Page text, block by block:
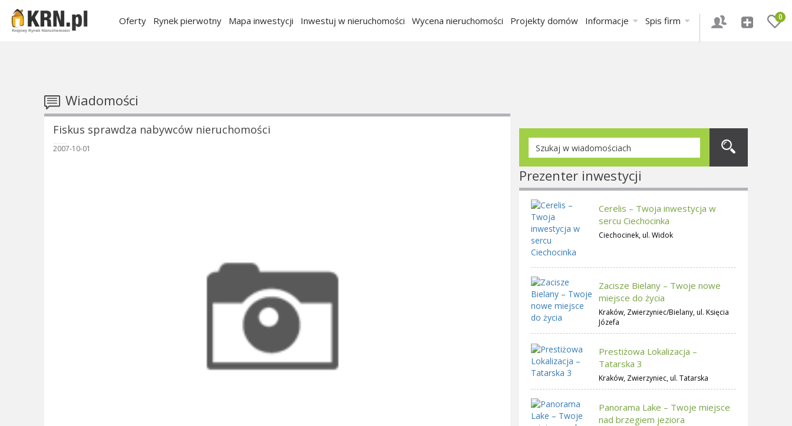
0
Oferty Rynek pierwotny Mapa inwestycji Inwestuj w nieruchomości Wycena nieruchomości Projekty domów Informacje Spis firm
Wiadomości
Fiskus sprawdza nabywców nieruchomości
2007-10-01
Prezenter inwestycji
Cerelis – Twoja inwestycja w
sercu Ciechocinka
Ciechocinek, ul. Widok
Zacisze Bielany – Twoje nowe
miejsce do życia
Kraków, Zwierzyniec/Bielany, ul. Księcia
Józefa
Prestiżowa Lokalizacja –
Tatarska 3
Kraków, Zwierzyniec, ul. Tatarska
Panorama Lake – Twoje miejsce
nad brzegiem jeziora